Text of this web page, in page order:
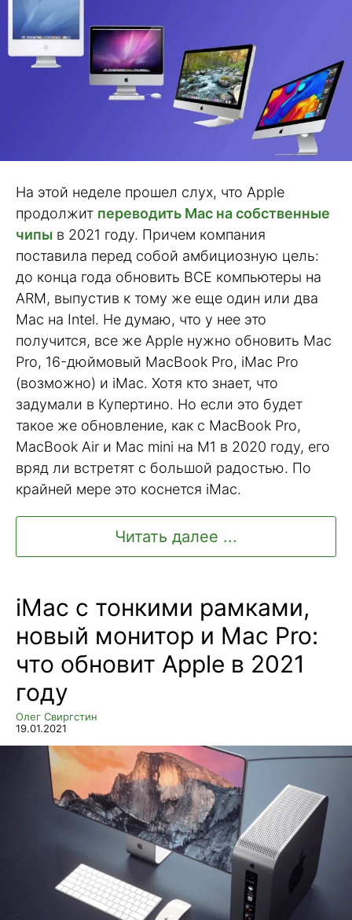
На этой неделе прошел слух, что Apple
продолжит переводить Mac на собственные
чипы в 2021 году. Причем компания
поставила перед собой амбициозную цель:
до конца года обновить ВСЕ компьютеры на
ARM, выпустив к тому же еще один или два
Mac на Intel. Не думаю, что у нее это
получится, все же Apple нужно обновить Mac
Pro, 16-дюймовый MacBook Pro, iMac Pro
(возможно) и iMac. Хотя кто знает, что
задумали в Купертино. Но если это будет
такое же обновление, как с MacBook Pro,
MacBook Air и Mac mini на M1 в 2020 году, его
вряд ли встретят с большой радостью. По
крайней мере это коснется iMac.
Читать далее ...
iMac с тонкими рамками,
новый монитор и Mac Pro:
что обновит Apple в 2021
году
Олег Свиргстин
19.01.2021